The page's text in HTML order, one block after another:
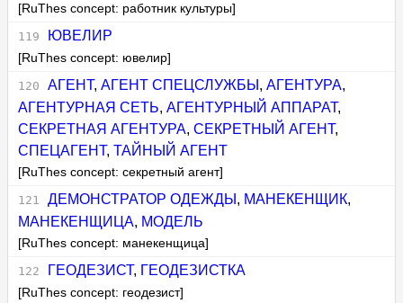
[RuThes concept: работник культуры]
ЮВЕЛИР
[RuThes concept: ювелир]
АГЕНТ, АГЕНТ СПЕЦСЛУЖБЫ , АГЕНТУРА,
АГЕНТУРНАЯ СЕТЬ,АГЕНТУРНЫЙ АППАРАТ,
СЕКРЕТНАЯ АГЕНТУРА,СЕКРЕТНЫЙ АГЕНТ,
СПЕЦАГЕНТ,ТАЙНЫЙ АГЕНТ
[RuThes concept: секретный агент]
ДЕМОНСТРАТОР ОДЕЖДЫ , МАНЕКЕНЩИК,
МАНЕКЕНЩИЦА, МОДЕЛЬ
[RuThes concept: манекенщица]
ГЕОДЕЗИСТ, ГЕОДЕЗИСТКА
[RuThes concept: геодезист]